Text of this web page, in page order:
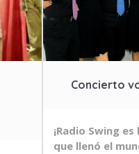
Concierto
¡Radio Swing
que llenó el